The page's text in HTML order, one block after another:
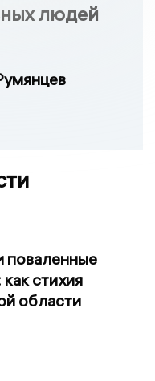
людей
поваленные
стихия
области